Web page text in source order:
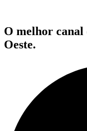
O melhor canal
Oeste.